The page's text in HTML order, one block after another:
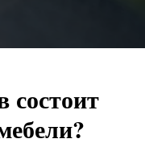
состоит